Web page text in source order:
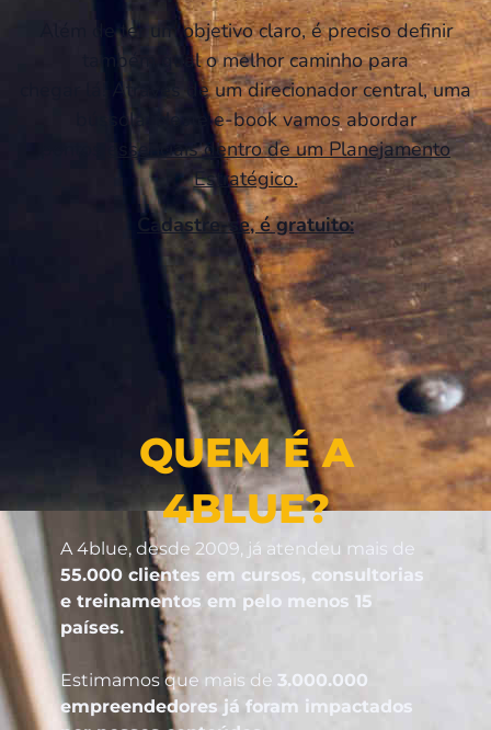
Além de ter um objetivo claro, é preciso definir
também qual o melhor caminho para
chegar lá! Através de um direcionador central, uma
bússola. Neste e-book vamos abordar
essenciais dentro de um Planejamento
Estratégico.
Cadastre-se, é gratuito:
QUEM É A
4BLUE?
A 4blue, desde 2009, já atendeu mais de
55.000 clientes em cursos, consultorias
e treinamentos em pelo menos 15
países.
Estimamos que mais de 3.000.000
empreendedores já foram impactados